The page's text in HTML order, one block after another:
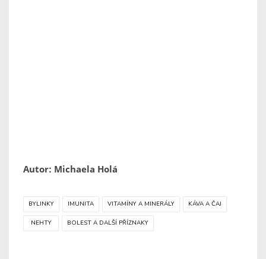
Autor: Michaela Holá
BYLINKY IMUNITA VITAMÍNY A MINERÁLY KÁVA A ČAJ
NEHTY BOLEST A DALŠÍ PŘÍZNAKY